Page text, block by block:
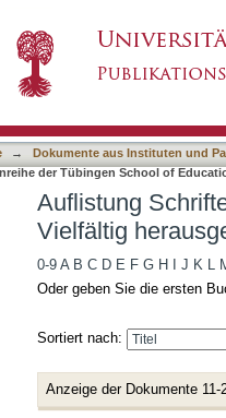
→
Dokumente aus Instituten und
der Tübingen School of
Auflistung
Vielfältig
0-9 A B C D E F G H J K L
Oder geben Sie die ersten
Sortiert nach:
Anzeige der Dokumente 11-